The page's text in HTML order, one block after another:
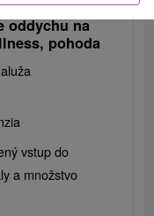
oddychu na
pohoda
vstup do
a množstvo